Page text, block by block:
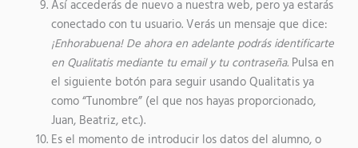
Así accederás de nuevo a nuestra web, pero ya estarás
conectado con tu usuario. Verás un mensaje que dice:
¡Enhorabuena! De ahora en adelante podrás identificarte
en Qualitatis mediante tu email y tu contraseña. Pulsa en
el siguiente botón para seguir usando Qualitatis ya
como “Tunombre” (el que nos hayas proporcionado,
Juan, Beatriz, etc.).
Es el momento de introducir los datos del alumno, o